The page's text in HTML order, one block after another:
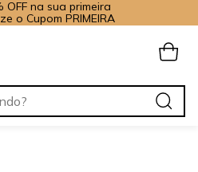
OFF na sua primeira
o Cupom PRIMEIRA